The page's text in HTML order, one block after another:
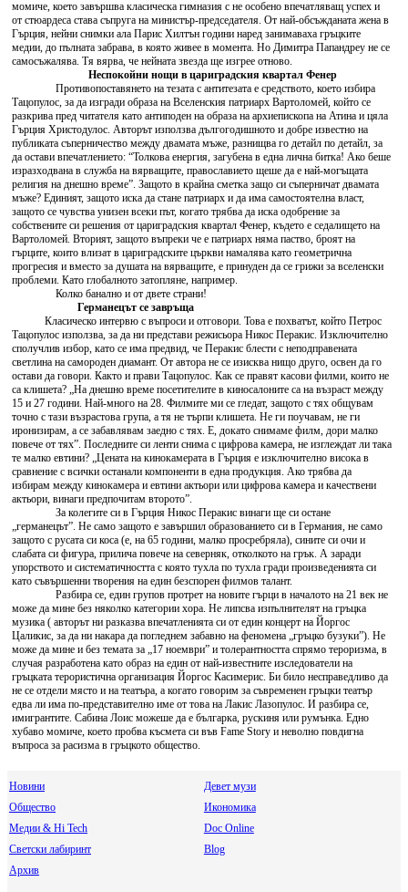
момиче, което завършва класическа гимназия с не особено впечатляващ успех и
от стюардеса става съпруга на министър-председателя. От най-обсъжданата жена в
Гърция, нейни снимки ала Парис Хилтън години наред занимаваха гръцките
медии, до пълната забрава, в която живее в момента. Но Димитра Папандреу не се
самосъжалява. Тя вярва, че нейната звезда ще изгрее отново.
Неспокойни нощи в цариградския квартал Фенер
Противопоставянето на тезата с антитезата е средството, което избира
Тацопулос, за да изгради образа на Вселенския патриарх Вартоломей, който се
разкрива пред читателя като антиподен на образа на архиепископа на Атина и цяла
Гърция Христодулос. Авторът използва дългогодишното и добре известно на
публиката съперничество между двамата мъже, разнищва го детайл по детайл, за
да остави впечатлението: “Толкова енергия, загубена в една лична битка! Ако беше
изразходвана в служба на вярващите, православието щеше да е най-могъщата
религия на днешно време”. Защото в крайна сметка защо си съперничат двамата
мъже? Единият, защото иска да стане патриарх и да има самостоятелна власт,
защото се чувства унизен всеки път, когато трябва да иска одобрение за
собствените си решения от цариградския квартал Фенер, където е седалището на
Вартоломей. Вторият, защото въпреки че е патриарх няма паство, броят на
гърците, които влизат в цариградските църкви намалява като геометрична
прогресия и вместо за душата на вярващите, е принуден да се грижи за вселенски
проблеми. Като глобалното затопляне, например.
Колко банално и от двете страни!
Германецът се завръща
Класическо интервю с въпроси и отговори. Това е похватът, който Петрос
Тацопулос използва, за да ни представи режисьора Никос Перакис. Изключително
сполучлив избор, като се има предвид, че Перакис блести с неподправената
светлина на самороден диамант. От автора не се изисква нищо друго, освен да го
остави да говори. Както и прави Тацопулос. Как се правят касови филми, които не
са клишета? „На днешно време посетителите в киносалоните са на възраст между
15 и 27 години. Най-много на 28. Филмите ми се гледат, защото с тях общувам
точно с тази възрастова група, а тя не търпи клишета. Не ги поучавам, не ги
иронизирам, а се забавлявам заедно с тях. Е, докато снимаме филм, дори малко
повече от тях”. Последните си ленти снима с цифрова камера, не изглеждат ли така
те малко евтини? „Цената на кинокамерата в Гърция е изключително висока в
сравнение с всички останали компоненти в една продукция. Ако трябва да
избирам между кинокамера и евтини актьори или цифрова камера и качествени
актьори, винаги предпочитам второто”.
За колегите си в Гърция Никос Перакис винаги ще си остане
„германецът”. Не само защото е завършил образованието си в Германия, не само
защото с русата си коса (е, на 65 години, малко просребряла), сините си очи и
слабата си фигура, прилича повече на северняк, отколкото на грък. А заради
упорството и систематичността с която тухла по тухла гради произведенията си
като съвършенни творения на един безспорен филмов талант.
Разбира се, един групов протрет на новите гърци в началото на 21 век не
може да мине без няколко категории хора. Не липсва изпълнителят на гръцка
музика ( авторът ни разказва впечатленията си от един концерт на Йоргос
Цаликис, за да ни накара да погледнем забавно на феномена „гръцко бузуки”). Не
може да мине и без темата за „17 ноември” и толерантността спрямо тероризма, в
случая разработена като образ на един от най-известните изследователи на
гръцката терористична организация Йоргос Касимерис. Би било несправедливо да
не се отдели място и на театъра, а когато говорим за съвременен гръцки театър
едва ли има по-представително име от това на Лакис Лазопулос. И разбира се,
имигрантите. Сабина Лоис можеше да е българка, рускиня или румънка. Едно
хубаво момиче, което пробва късмета си във Fame Story и неволно повдигна
въпроса за расизма в гръцкото общество.
Новини
Девет музи
Общество
Икономика
Медии & Hi Tech
Doc Online
Светски лабиринт
Blog
Архив